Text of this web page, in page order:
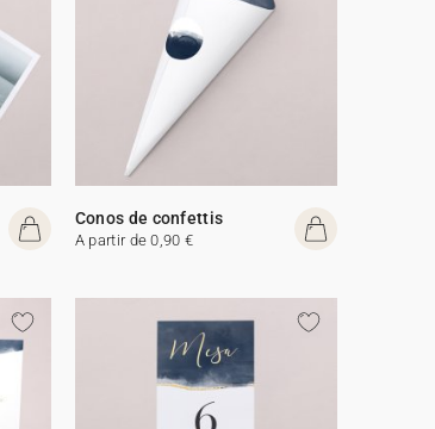
Conos de confettis
A partir de 0,90 €